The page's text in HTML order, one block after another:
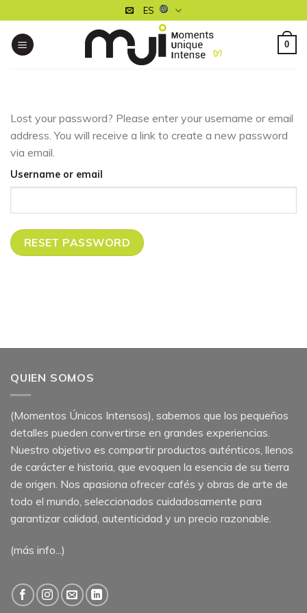
to
content
ES
0
Lost your password? Please enter your username or email
address. You will receive a link to create a new password
via email.
Username or email
RESET PASSWORD
QUIEN SOMOS
(Momentos Únicos Intensos), sabemos que los pequeños
detalles pueden convertirse en grandes experiencias.
Nuestro objetivo es compartir productos auténticos, llenos
de carácter e historia, que evoquen la esencia de su tierra
de origen. Nos apasiona ofrecer cafés y obras de arte de
todo el mundo, seleccionados cuidadosamente para
garantizar calidad, autenticidad y un precio razonable.
(más info...)